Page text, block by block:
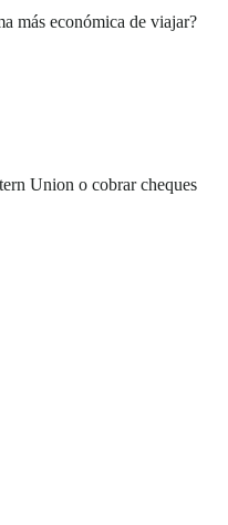
más económica de viajar?
Union o cobrar cheques